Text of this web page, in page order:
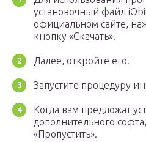
установочный файл
официальном сайте,
кнопку «Скачать».
Далее, откройте его.
Запустите процедуру
Когда вам предложат
дополнительного
«Пропустить».